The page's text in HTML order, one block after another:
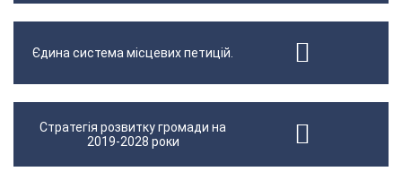
Єдина система місцевих петицій.
Стратегія розвитку громади на
2019-2028 роки